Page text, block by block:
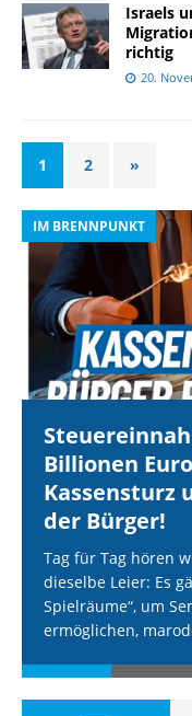
Israels
richtig
20.
1 2 »
IM BRENNPUNKT
Billionen
Kassensturz
der Bürger!
Tag für Tag hören
dieselbe Leier: Es
Spielräume“, um
ermöglichen,